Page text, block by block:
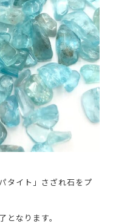
タイト」さざれ石をプ
となります。